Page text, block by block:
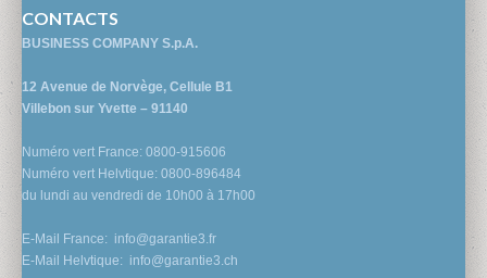
CONTACTS
BUSINESS COMPANY S.p.A.
12 Avenue de Norvège, Cellule B1
Villebon sur Yvette – 91140
Numéro vert France: 0800-915606
Numéro vert Helvtique: 0800-896484
du lundi au vendredi de 10h00 à 17h00
E-Mail France: info@garantie3.fr
E-Mail Helvtique: info@garantie3.ch